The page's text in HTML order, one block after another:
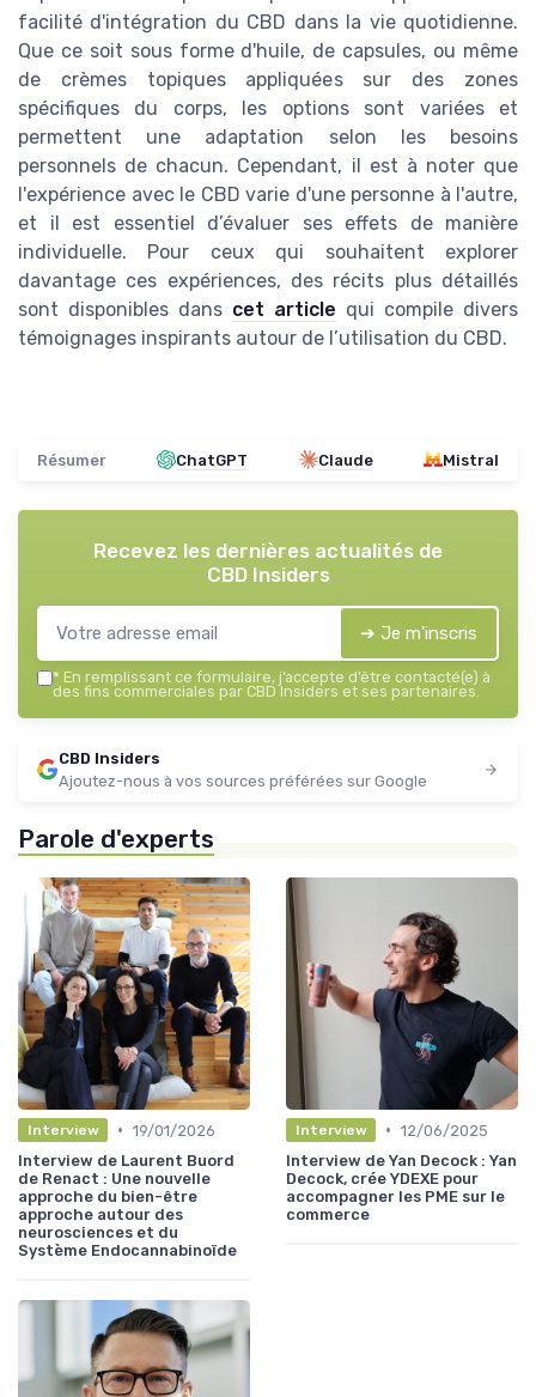
facilité d'intégration du CBD dans la vie quotidienne.
Que ce soit sous forme d'huile, de capsules, ou même
de crèmes topiques appliquées sur des zones
spécifiques du corps, les options sont variées et
permettent une adaptation selon les besoins
personnels de chacun. Cependant, il est à noter que
l'expérience avec le CBD varie d'une personne à l'autre,
et il est essentiel d’évaluer ses effets de manière
individuelle. Pour ceux qui souhaitent explorer
davantage ces expériences, des récits plus détaillés
sont disponibles dans cet article qui compile divers
témoignages inspirants autour de l’utilisation du CBD.
Résumer ChatGPT Claude Mistral
Recevez les dernières actualités de
CBD Insiders
➔ Je m'inscris
* En remplissant ce formulaire, j’accepte d’être contacté(e) à
des fins commerciales par CBD Insiders et ses partenaires.
CBD Insiders
Ajoutez-nous à vos sources préférées sur Google
Parole d'experts
Interview • 19/01/2026
Interview de Laurent Buord
de Renact : Une nouvelle
approche du bien-être
approche autour des
neurosciences et du
Système Endocannabinoïde
Interview • 12/06/2025
Interview de Yan Decock : Yan
Decock, crée YDEXE pour
accompagner les PME sur le
commerce